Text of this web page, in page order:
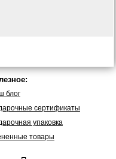
блог
сертификаты
упаковка
товары